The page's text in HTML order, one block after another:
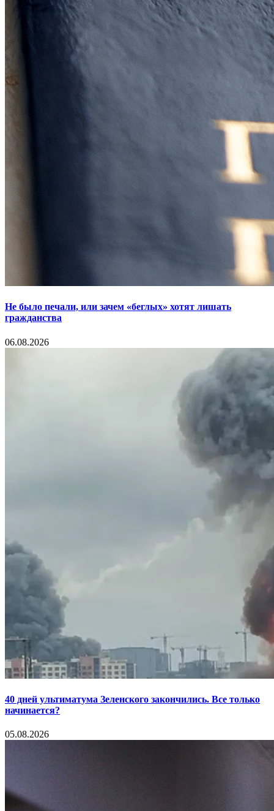
Не было печали, или зачем «беглых» хотят лишать
гражданства
06.08.2026
40 дней ультиматума Зеленского закончились. Все только
начинается?
05.08.2026